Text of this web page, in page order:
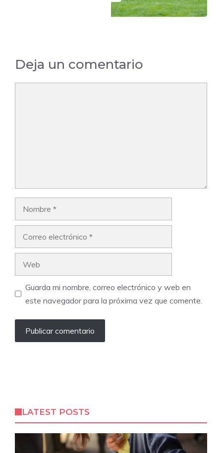
Deja un comentario
Guarda mi nombre, correo electrónico y web en
este navegador para la próxima vez que comente.
LATEST POSTS